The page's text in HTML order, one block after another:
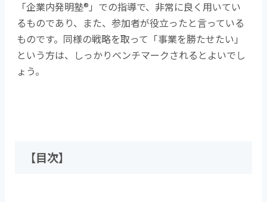
「企業内発明塾®」での指導で、非常に良く用いてい
るものであり、また、参加者が役立ったと言っている
ものです。同様の戦略を取って「事業を勝たせたい」
という方は、しっかりベンチマークされるとよいでし
ょう。
【目次】